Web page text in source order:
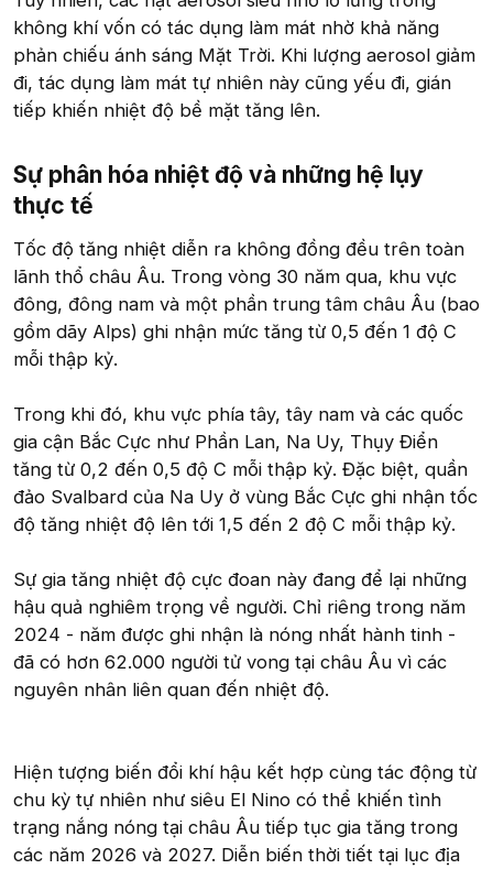
không khí vốn có tác dụng làm mát nhờ khả năng
phản chiếu ánh sáng Mặt Trời. Khi lượng aerosol giảm
đi, tác dụng làm mát tự nhiên này cũng yếu đi, gián
tiếp khiến nhiệt độ bề mặt tăng lên.
Sự phân hóa nhiệt độ và những hệ lụy
thực tế​
Tốc độ tăng nhiệt diễn ra không đồng đều trên toàn
lãnh thổ châu Âu. Trong vòng 30 năm qua, khu vực
đông, đông nam và một phần trung tâm châu Âu (bao
gồm dãy Alps) ghi nhận mức tăng từ 0,5 đến 1 độ C
mỗi thập kỷ.
Trong khi đó, khu vực phía tây, tây nam và các quốc
gia cận Bắc Cực như Phần Lan, Na Uy, Thụy Điển
tăng từ 0,2 đến 0,5 độ C mỗi thập kỷ. Đặc biệt, quần
đảo Svalbard của Na Uy ở vùng Bắc Cực ghi nhận tốc
độ tăng nhiệt độ lên tới 1,5 đến 2 độ C mỗi thập kỷ.
Sự gia tăng nhiệt độ cực đoan này đang để lại những
hậu quả nghiêm trọng về người. Chỉ riêng trong năm
2024 - năm được ghi nhận là nóng nhất hành tinh -
đã có hơn 62.000 người tử vong tại châu Âu vì các
nguyên nhân liên quan đến nhiệt độ.
Hiện tượng biến đổi khí hậu kết hợp cùng tác động từ
chu kỳ tự nhiên như siêu El Nino có thể khiến tình
trạng nắng nóng tại châu Âu tiếp tục gia tăng trong
các năm 2026 và 2027. Diễn biến thời tiết tại lục địa